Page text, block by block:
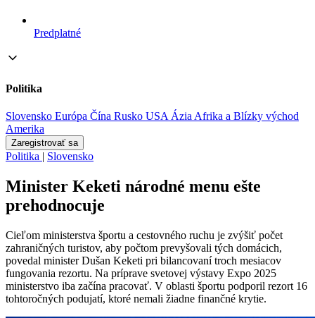
Predplatné
Politika
Slovensko Európa Čína Rusko USA ÁziaAfrika a Blízky východ
Amerika
Zaregistrovať sa
Politika | Slovensko
Minister Keketi národné menu ešte
prehodnocuje
Cieľom ministerstva športu a cestovného ruchu je zvýšiť počet
zahraničných turistov, aby počtom prevyšovali tých domácich,
povedal minister Dušan Keketi pri bilancovaní troch mesiacov
fungovania rezortu. Na príprave svetovej výstavy Expo 2025
ministerstvo iba začína pracovať. V oblasti športu podporil rezort 16
tohtoročných podujatí, ktoré nemali žiadne finančné krytie.